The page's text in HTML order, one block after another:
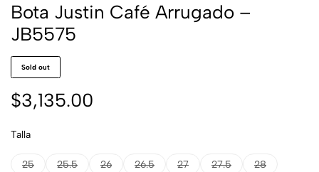
Bota Justin Café Arrugado –
JB5575
Sold out
$3,135.00
Talla
25 25.5 26 26.5 27 27.5
28